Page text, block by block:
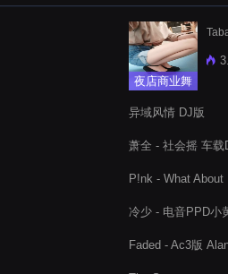
夜店商业舞
异域风情 DJ版
萧全 - 社会摇 车
P!nk - What About
冷少 - 电音PPD小
Faded - Ac3版